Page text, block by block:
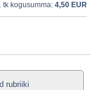
tk kogusumma: 4,50 EUR
rubriiki